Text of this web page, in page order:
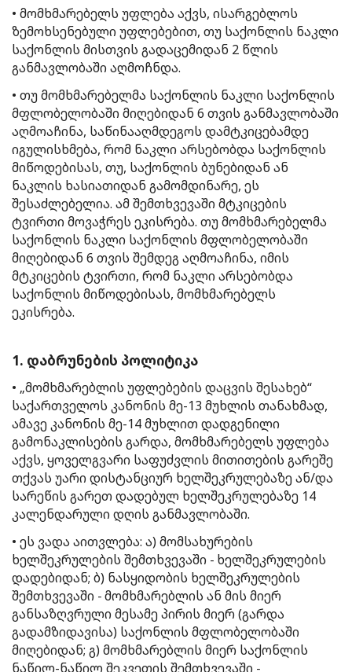
• მომხმარებელს უფლება აქვს, ისარგებლოს
ზემოხსენებული უფლებებით, თუ საქონლის ნაკლი
საქონლის მისთვის გადაცემიდან 2 წლის
განმავლობაში აღმოჩნდა.
• თუ მომხმარებელმა საქონლის ნაკლი საქონლის
მფლობელობაში მიღებიდან 6 თვის განმავლობაში
აღმოაჩინა, საწინააღმდეგოს დამტკიცებამდე
იგულისხმება, რომ ნაკლი არსებობდა საქონლის
მიწოდებისას, თუ, საქონლის ბუნებიდან ან
ნაკლის ხასიათიდან გამომდინარე, ეს
შესაძლებელია. ამ შემთხვევაში მტკიცების
ტვირთი მოვაჭრეს ეკისრება. თუ მომხმარებელმა
საქონლის ნაკლი საქონლის მფლობელობაში
მიღებიდან 6 თვის შემდეგ აღმოაჩინა, იმის
მტკიცების ტვირთი, რომ ნაკლი არსებობდა
საქონლის მიწოდებისას, მომხმარებელს
ეკისრება.
1. დაბრუნების პოლიტიკა
• „მომხმარებლის უფლებების დაცვის შესახებ“
საქართველოს კანონის მე-13 მუხლის თანახმად,
ამავე კანონის მე-14 მუხლით დადგენილი
გამონაკლისების გარდა, მომხმარებელს უფლება
აქვს, ყოველგვარი საფუძვლის მითითების გარეშე
თქვას უარი დისტანციურ ხელშეკრულებაზე ან/და
სარეწის გარეთ დადებულ ხელშეკრულებაზე 14
კალენდარული დღის განმავლობაში.
• ეს ვადა აითვლება: ა) მომსახურების
ხელშეკრულების შემთხვევაში − ხელშეკრულების
დადებიდან; ბ) ნასყიდობის ხელშეკრულების
შემთხვევაში − მომხმარებლის ან მის მიერ
განსაზღვრული მესამე პირის მიერ (გარდა
გადამზიდავისა) საქონლის მფლობელობაში
მიღებიდან; გ) მომხმარებლის მიერ საქონლის
ნაწილ-ნაწილ შეკვეთის შემთხვევაში −